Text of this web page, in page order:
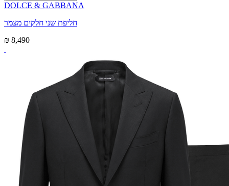
DOLCE & GABBANA
חליפת שני חלקים מצמר
₪ 8,490